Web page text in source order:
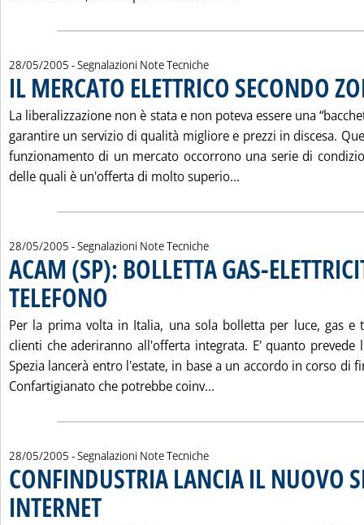
28/05/2005 - Segnalazioni Note Tecniche
IL MERCATO ELETTRICO SECONDO
La liberalizzazione non è stata e non poteva essere una
garantire un servizio di qualità migliore e prezzi in discesa.
funzionamento di un mercato occorrono una serie di
delle quali è un'offerta di molto superio...
28/05/2005 - Segnalazioni Note Tecniche
ACAM (SP): BOLLETTA GAS-
TELEFONO
Per la prima volta in Italia, una sola bolletta per luce, gas e
clienti che aderiranno all'offerta integrata. E' quanto prevede
Spezia lancerà entro l'estate, in base a un accordo in corso di
Confartigianato che potrebbe coinv...
28/05/2005 - Segnalazioni Note Tecniche
CONFINDUSTRIA LANCIA IL NUOVO
INTERNET. Pubblicata sabato 28 maggio 2005 alle 15.18.